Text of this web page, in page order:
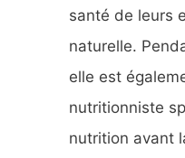
santé de leurs
naturelle.
elle est
nutritionniste
nutrition avant